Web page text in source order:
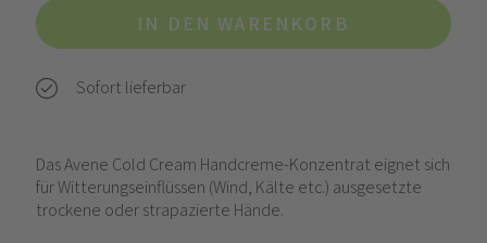
IN DEN WARENKORB
Sofort lieferbar
Das Avene Cold Cream Handcreme-Konzentrat eignet sich
für Witterungseinflüssen (Wind, Kälte etc.) ausgesetzte
trockene oder strapazierte Hände.